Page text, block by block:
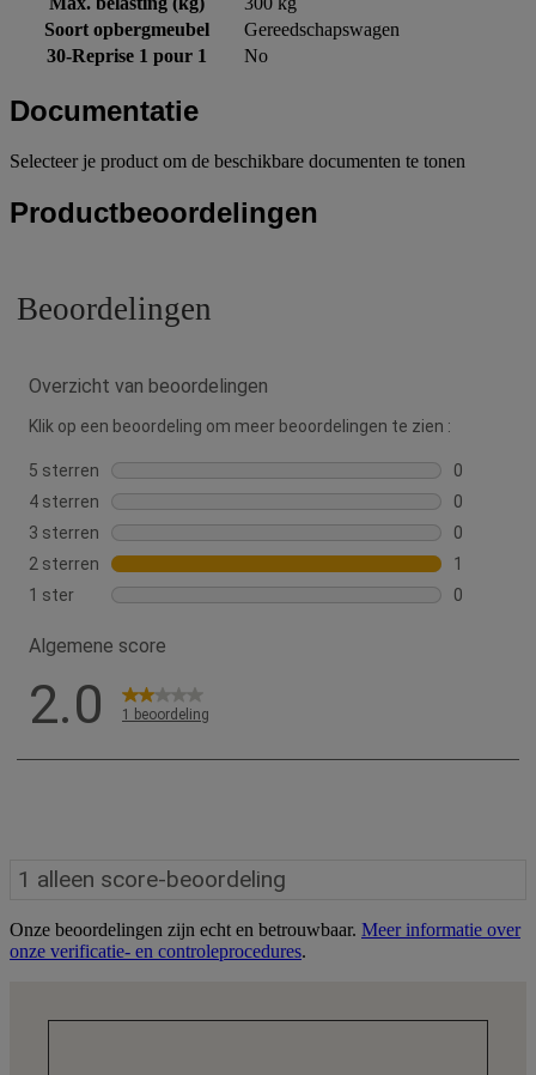
Soort opbergmeubel
Gereedschapswagen
30-Reprise 1 pour 1
No
Documentatie
Selecteer je product om de beschikbare documenten te tonen
Productbeoordelingen
Onze beoordelingen zijn echt en betrouwbaar. Meer informatie over
onze verificatie- en controleprocedures.